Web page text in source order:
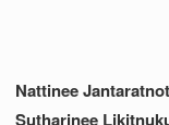
Nattinee
Sutharinee